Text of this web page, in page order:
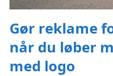
Gør reklame
når du løber
med logo